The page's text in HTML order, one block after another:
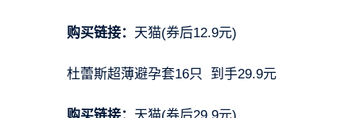
购买链接： 天猫(券后12.9元)
杜蕾斯超薄避孕套16只 到手29.9元